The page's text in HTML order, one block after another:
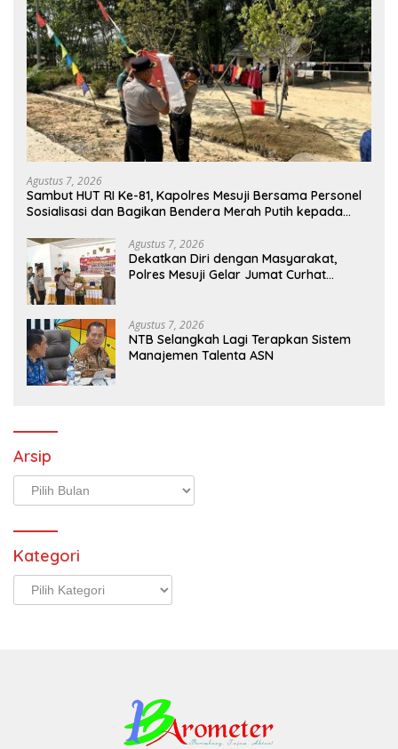
Agustus 7, 2026
Sambut HUT RI Ke-81, Kapolres Mesuji Bersama Personel
Sosialisasi dan Bagikan Bendera Merah Putih kepada
Agustus 7, 2026
Dekatkan Diri dengan Masyarakat,
Polres Mesuji Gelar Jumat Curhat
Agustus 7, 2026
NTB Selangkah Lagi Terapkan Sistem
Manajemen Talenta ASN
Arsip
Arsip
Kategori
Kategori